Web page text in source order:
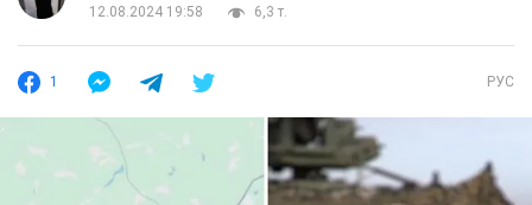
12.08.2024 19:58
6,3 т.
1 РУС